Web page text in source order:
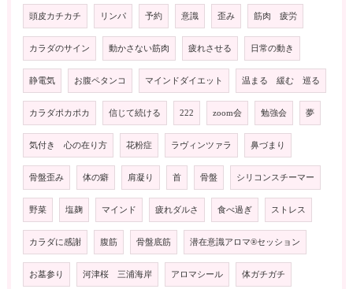
頭皮カチカチ リンパ 予約 意識 歪み 筋肉 疲労
カラダのサイン 動かさない筋肉 疲れさせる 日常の動き
静電気 お腹ペタンコ マインドダイエット 温まる 緩む 巡る
カラダポカポカ 信じて続ける 222 zoom会 勉強会 夢
気付き 心の在り方 花粉症 ラヴィンツァラ 鼻づまり
骨盤歪み 体の癖 肩凝り 首 骨盤 シリコンスチーマー
野菜 塩麹 マインド 疲れダルさ 食べ過ぎ ストレス
カラダに感謝 腹筋 骨盤底筋 潜在意識アロマ®️セッション
お墓参り 河津桜 三浦海岸 アロマシール 体ガチガチ